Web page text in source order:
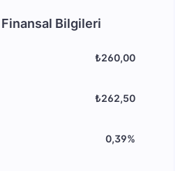
Finansal Bilgileri
₺260,00
₺262,50
0,39%